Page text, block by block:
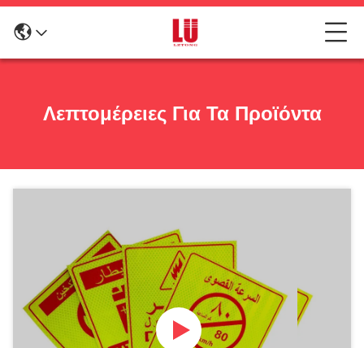
Λεπτομέρειες Για Τα Προϊόντα